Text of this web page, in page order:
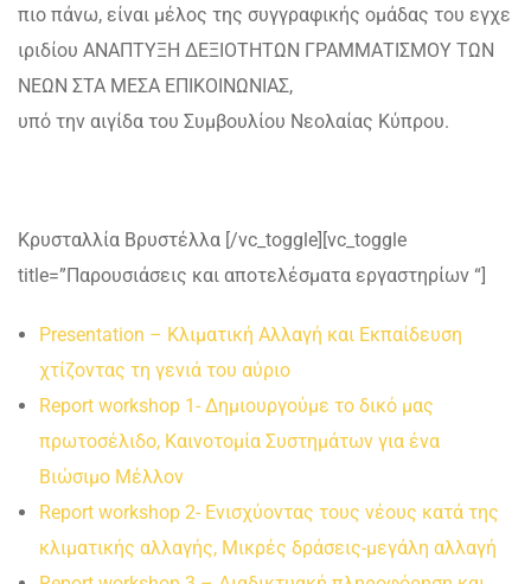
πιο πάνω, είναι μέλος της συγγραφικής ομάδας του εγχε
ιριδίου ΑΝΑΠΤΥΞΗ ΔΕΞΙΟΤΗΤΩΝ ΓΡΑΜΜΑΤΙΣΜΟΥ ΤΩΝ
ΝΕΩΝ ΣΤΑ ΜΕΣΑ ΕΠΙΚΟΙΝΩΝΙΑΣ,
υπό την αιγίδα του Συμβουλίου Νεολαίας Κύπρου.
Κρυσταλλία Βρυστέλλα [/vc_toggle][vc_toggle
title=”Παρουσιάσεις και αποτελέσματα εργαστηρίων “]
Presentation – Κλιματική Αλλαγή και Εκπαίδευση
χτίζοντας τη γενιά του αύριο
Report workshop 1- Δημιουργούμε το δικό μας
πρωτοσέλιδο, Καινοτομία Συστημάτων για ένα
Βιώσιμο Μέλλον
Report workshop 2- Ενισχύοντας τους νέους κατά της
κλιματικής αλλαγής, Μικρές δράσεις-μεγάλη αλλαγή